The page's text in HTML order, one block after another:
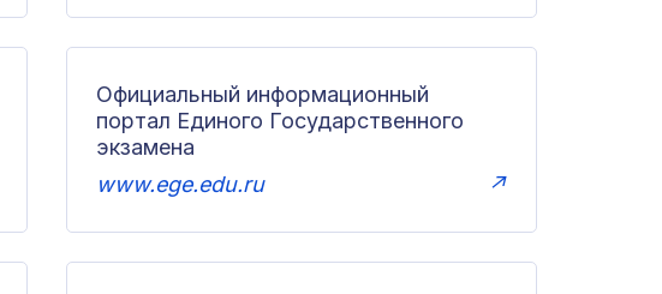
Официальный информационный
портал Единого Государственного
экзамена
www.ege.edu.ru
↗